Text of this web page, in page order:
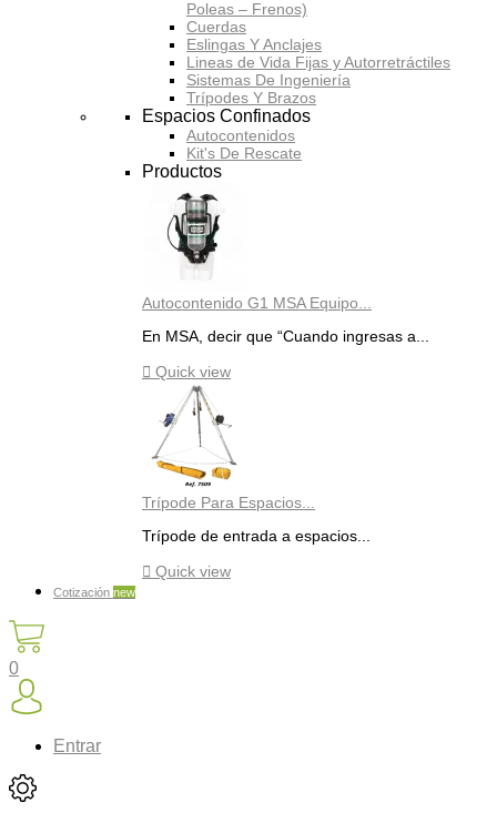
Poleas – Frenos)
Cuerdas
Eslingas Y Anclajes
Lineas de Vida Fijas y Autorretráctiles
Sistemas De Ingeniería
Trípodes Y Brazos
Espacios Confinados
Autocontenidos
Kit's De Rescate
Productos
Autocontenido G1 MSA Equipo...
En MSA, decir que “Cuando ingresas a...
 Quick view
Trípode Para Espacios...
Trípode de entrada a espacios...
 Quick view
Cotización new
0
Entrar